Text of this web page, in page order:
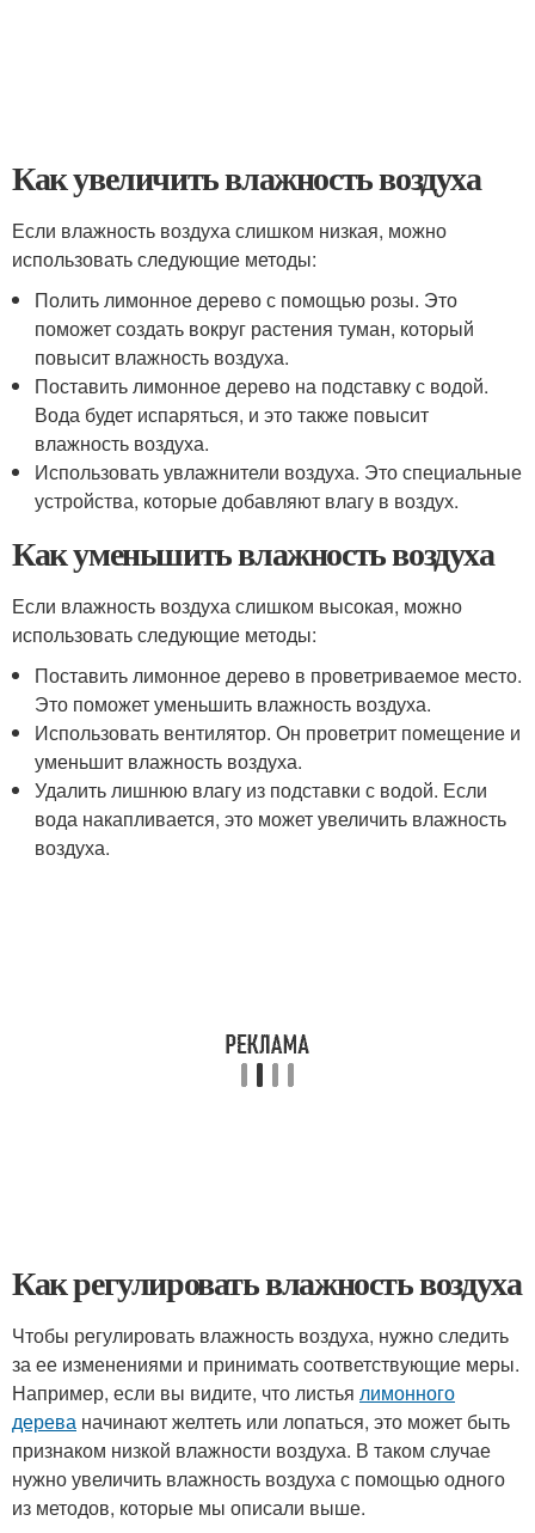
Как увеличить влажность воздуха
Если влажность воздуха слишком низкая, можно
использовать следующие методы:
Полить лимонное дерево с помощью розы. Это
поможет создать вокруг растения туман, который
повысит влажность воздуха.
Поставить лимонное дерево на подставку с водой.
Вода будет испаряться, и это также повысит
влажность воздуха.
Использовать увлажнители воздуха. Это специальные
устройства, которые добавляют влагу в воздух.
Как уменьшить влажность воздуха
Если влажность воздуха слишком высокая, можно
использовать следующие методы:
Поставить лимонное дерево в проветриваемое место.
Это поможет уменьшить влажность воздуха.
Использовать вентилятор. Он проветрит помещение и
уменьшит влажность воздуха.
Удалить лишнюю влагу из подставки с водой. Если
вода накапливается, это может увеличить влажность
воздуха.
Как регулировать влажность воздуха
Чтобы регулировать влажность воздуха, нужно следить
за ее изменениями и принимать соответствующие меры.
Например, если вы видите, что листья лимонного
дерева начинают желтеть или лопаться, это может быть
признаком низкой влажности воздуха. В таком случае
нужно увеличить влажность воздуха с помощью одного
из методов, которые мы описали выше.